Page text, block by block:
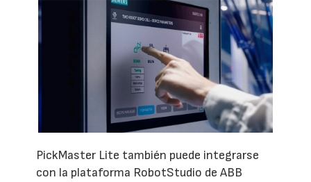
PickMaster Lite también puede integrarse
con la plataforma RobotStudio de ABB